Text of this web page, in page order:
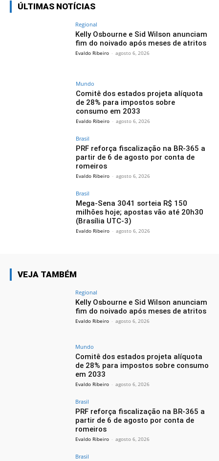
ÚLTIMAS NOTÍCIAS
Regional
Kelly Osbourne e Sid Wilson anunciam
fim do noivado após meses de atritos
Evaldo Ribeiro - agosto 6, 2026
Mundo
Comitê dos estados projeta alíquota
de 28% para impostos sobre
consumo em 2033
Evaldo Ribeiro - agosto 6, 2026
Brasil
PRF reforça fiscalização na BR-365 a
partir de 6 de agosto por conta de
romeiros
Evaldo Ribeiro - agosto 6, 2026
Brasil
Mega-Sena 3041 sorteia R$ 150
milhões hoje; apostas vão até 20h30
(Brasília UTC-3)
Evaldo Ribeiro - agosto 6, 2026
VEJA TAMBÉM
Regional
Kelly Osbourne e Sid Wilson anunciam
fim do noivado após meses de atritos
Evaldo Ribeiro - agosto 6, 2026
Mundo
Comitê dos estados projeta alíquota
de 28% para impostos sobre consumo
em 2033
Evaldo Ribeiro - agosto 6, 2026
Brasil
PRF reforça fiscalização na BR-365 a
partir de 6 de agosto por conta de
romeiros
Evaldo Ribeiro - agosto 6, 2026
Brasil